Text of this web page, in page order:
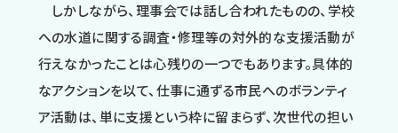
しかしながら、理事会では話し合われたものの、学校
への水道に関する調査・修理等の対外的な支援活動が
行えなかったことは心残りの一つでもあります。具体的
なアクションを以て、仕事に通ずる市民へのボランティ
ア活動は、単に支援という枠に留まらず、次世代の担い